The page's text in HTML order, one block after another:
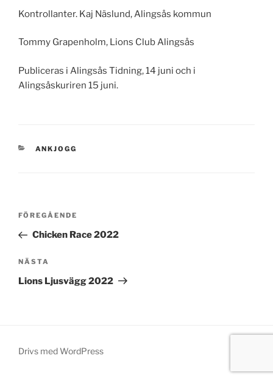
Kontrollanter. Kaj Näslund, Alingsås kommun
Tommy Grapenholm, Lions Club Alingsås
Publiceras i Alingsås Tidning, 14 juni och i
Alingsåskuriren 15 juni.
ANKJOGG
FÖREGÅENDE
Chicken Race 2022
NÄSTA
Lions Ljusvägg 2022
Drivs med WordPress